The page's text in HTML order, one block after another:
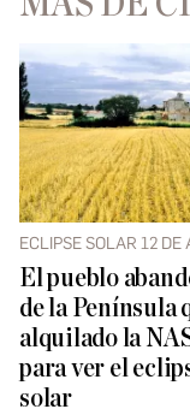
ECLIPSE SOLAR 12 DE
El pueblo
de la Península
alquilado la
para ver el
solar